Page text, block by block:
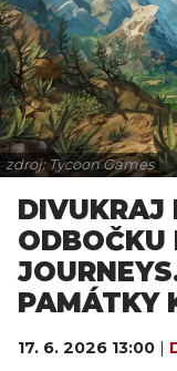
zdroj: Tycoon Games
DIVUKRAJ
ODBOČKU
PAMÁTKY
17. 6. 2026 13:00 |